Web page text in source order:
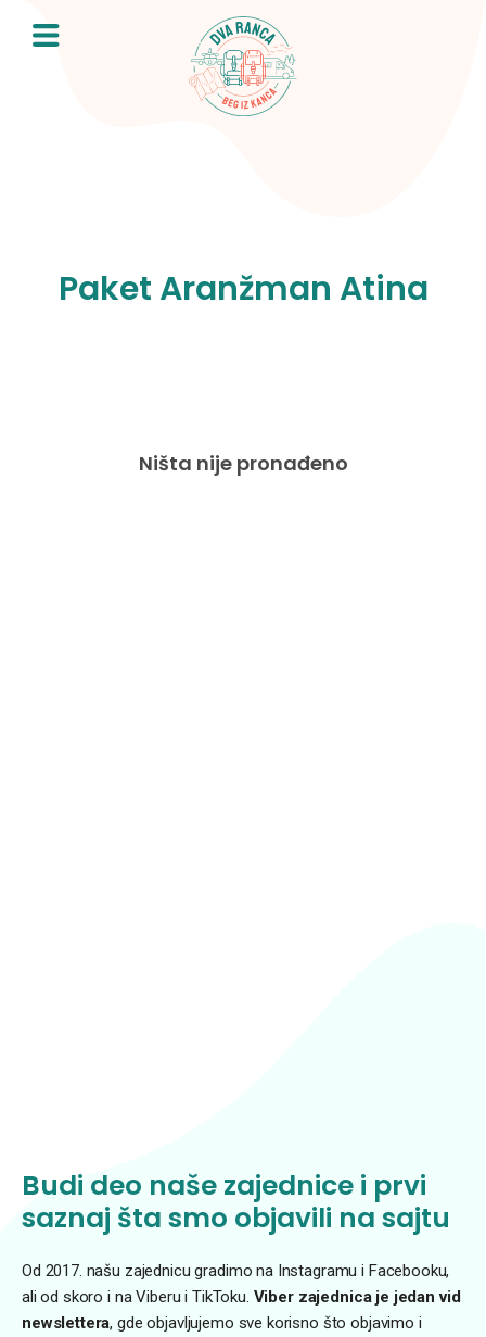
content
Paket Aranžman Atina
Ništa nije pronađeno
Budi deo naše zajednice i prvi
saznaj šta smo objavili na sajtu
Od 2017. našu zajednicu gradimo na Instagramu i Facebooku,
ali od skoro i na Viberu i TikToku. Viber zajednica je jedan vid
newslettera, gde objavljujemo sve korisno što objavimo i